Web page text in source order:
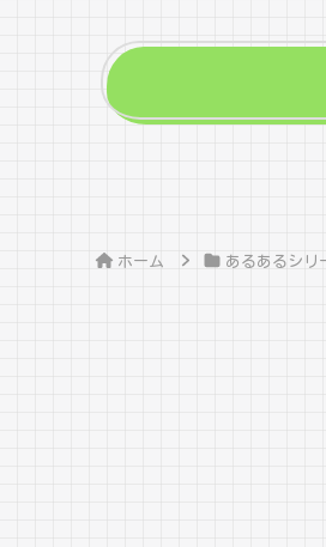
ホーム あるあるシリ